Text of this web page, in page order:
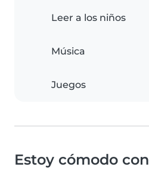
Leer a los niños
Música
Juegos
Estoy cómodo con